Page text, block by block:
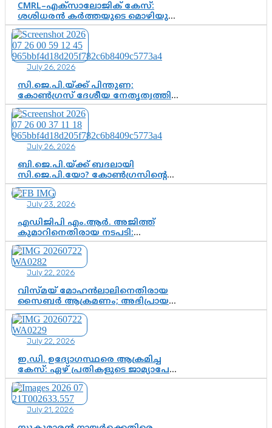
CMRL–എക്‌സാലോജിക് കേസ്:
ശശിധരൻ കർത്തയുടെ മൊഴിയുടെ
അടിസ്ഥാനത്തിൽ പിണറായി
വിജയനെ ചോദ്യം ചെയ്യുന്നതിൽ ഉടൻ
തീരുമാനം; വീണയ്‌ക്കെതിരെ
കൂടുതൽ തെളിവുകൾ പരിശോധിച്ച്
ഇഡി
July 26, 2026
സി.ജെ.പി.യ്ക്ക് പിന്തുണ;
കോൺഗ്രസ് ദേശീയ നേതൃത്വത്തിൽ
ആശങ്കയോ? പാർട്ടിക്കുള്ളിൽ
ഭിന്നാഭിപ്രായമെന്ന വിലയിരുത്തൽ
July 26, 2026
ബി.ജെ.പി.യ്ക്ക് ബദലായി
സി.ജെ.പി.യോ? കോൺഗ്രസിന്റെ
രാഷ്ട്രീയ ഇടം കൈവശപ്പെടുത്താൻ
സിജെപി ഉയർന്നുകഴിഞ്ഞോ?
ഇന്ത്യൻ രാഷ്ട്രീയത്തിലെ പുതിയ
വഴിത്തിരിവ്
July 23, 2026
എഡിജിപി എം.ആർ. അജിത്ത്
കുമാറിനെതിരായ നടപടി:
സസ്പെൻഷനിൽ ഒതുങ്ങുമോ,
അതോ കൂടുതൽ കടുത്ത
നടപടികളിലേക്കോ?
July 22, 2026
വിസ്മയ് മോഹൻലാലിനെതിരായ
സൈബർ ആക്രമണം; അഭിപ്രായ
സ്വാതന്ത്ര്യത്തെ നിശ്ശബ്ദമാക്കുന്ന
ഡിജിറ്റൽ ഗുണ്ടായിസത്തിന് അറുതി
വേണം
July 22, 2026
ഇ.ഡി. ഉദ്യോഗസ്ഥരെ ആക്രമിച്ച
കേസ്: ഏഴ് പ്രതികളുടെ ജാമ്യാപേക്ഷ
വീണ്ടും തള്ളി; അന്വേഷണം തുടരാൻ
കോടതി അനുമതി
July 21, 2026